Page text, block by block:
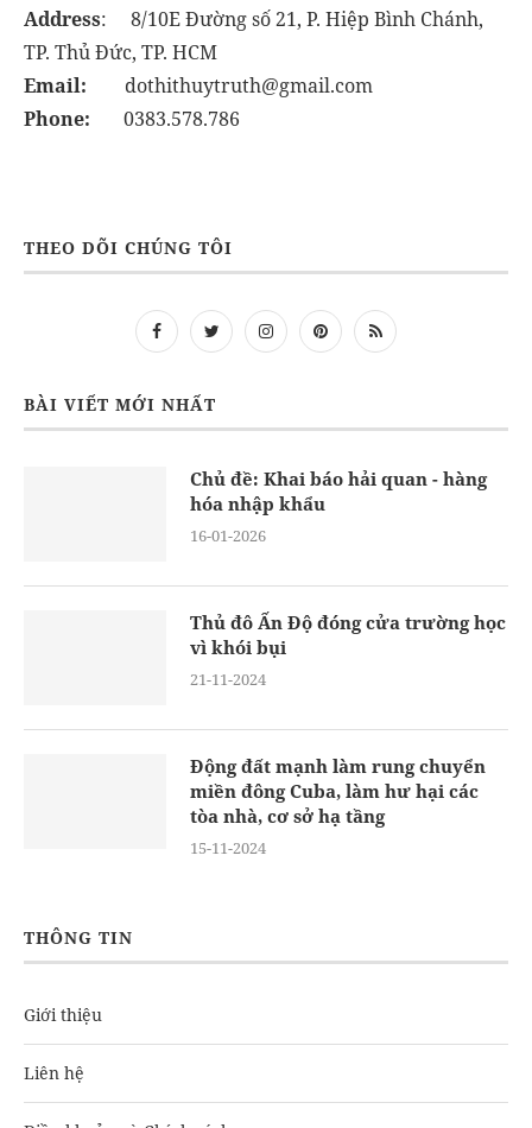
Address: 8/10E Đường số 21, P. Hiệp Bình Chánh,
TP. Thủ Đức, TP. HCM
Email: dothithuytruth@gmail.com
Phone: 0383.578.786
THEO DÕI CHÚNG TÔI
BÀI VIẾT MỚI NHẤT
Chủ đề: Khai báo hải quan - hàng
hóa nhập khẩu
16-01-2026
Thủ đô Ấn Độ đóng cửa trường học
vì khói bụi
21-11-2024
Động đất mạnh làm rung chuyển
miền đông Cuba, làm hư hại các
tòa nhà, cơ sở hạ tầng
15-11-2024
THÔNG TIN
Giới thiệu
Liên hệ